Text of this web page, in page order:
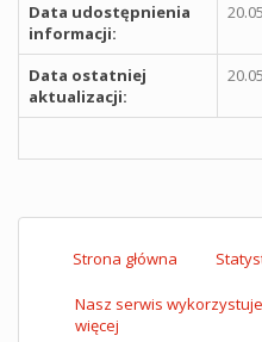
Data udostępnienia
informacji:
Data ostatniej
aktualizacji:
Strona główna
Nasz serwis
więcej